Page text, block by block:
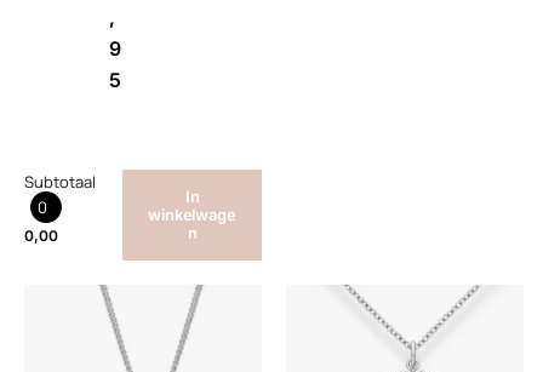
,
9
5
Subtotaal
0
0,00
In
winkelwage
n